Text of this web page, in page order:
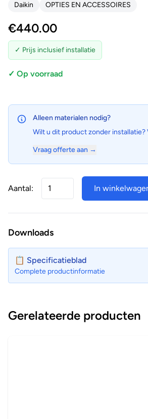
Daikin OPTIES EN ACCESSOIRES
€440.00
✓ Prijs inclusief installatie
✓ Op voorraad
Alleen materialen nodig?
Wilt u dit product zonder
Vraag offerte aan →
Aantal: In
Downloads
📋 Specificatieblad
Complete productinformatie
Gerelateerde producten